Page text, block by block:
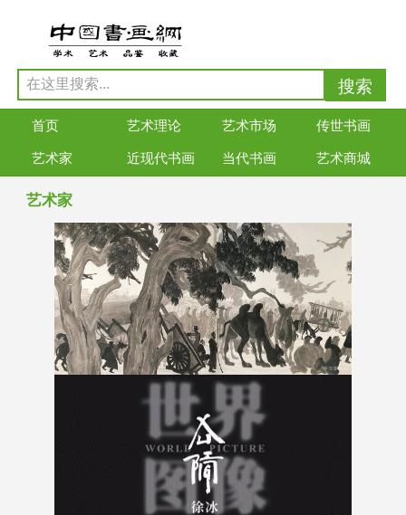
首页 艺术理论 艺术市场 传世书画
艺术家 近现代书画 当代书画 艺术商城
艺术家